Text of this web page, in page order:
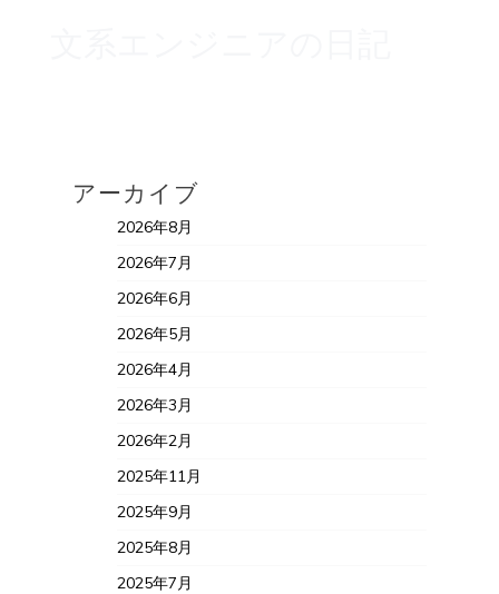
アーカイブ
2026年8月
2026年7月
2026年6月
2026年5月
2026年4月
2026年3月
2026年2月
2025年11月
2025年9月
2025年8月
2025年7月